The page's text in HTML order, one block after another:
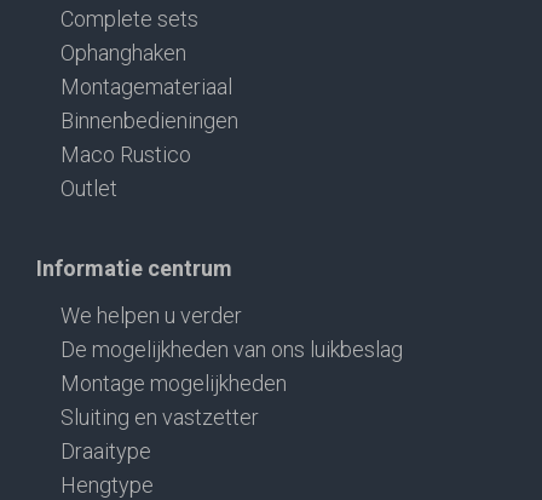
Complete sets
Ophanghaken
Montagemateriaal
Binnenbedieningen
Maco Rustico
Outlet
Informatie centrum
We helpen u verder
De mogelijkheden van ons luikbeslag
Montage mogelijkheden
Sluiting en vastzetter
Draaitype
Hengtype